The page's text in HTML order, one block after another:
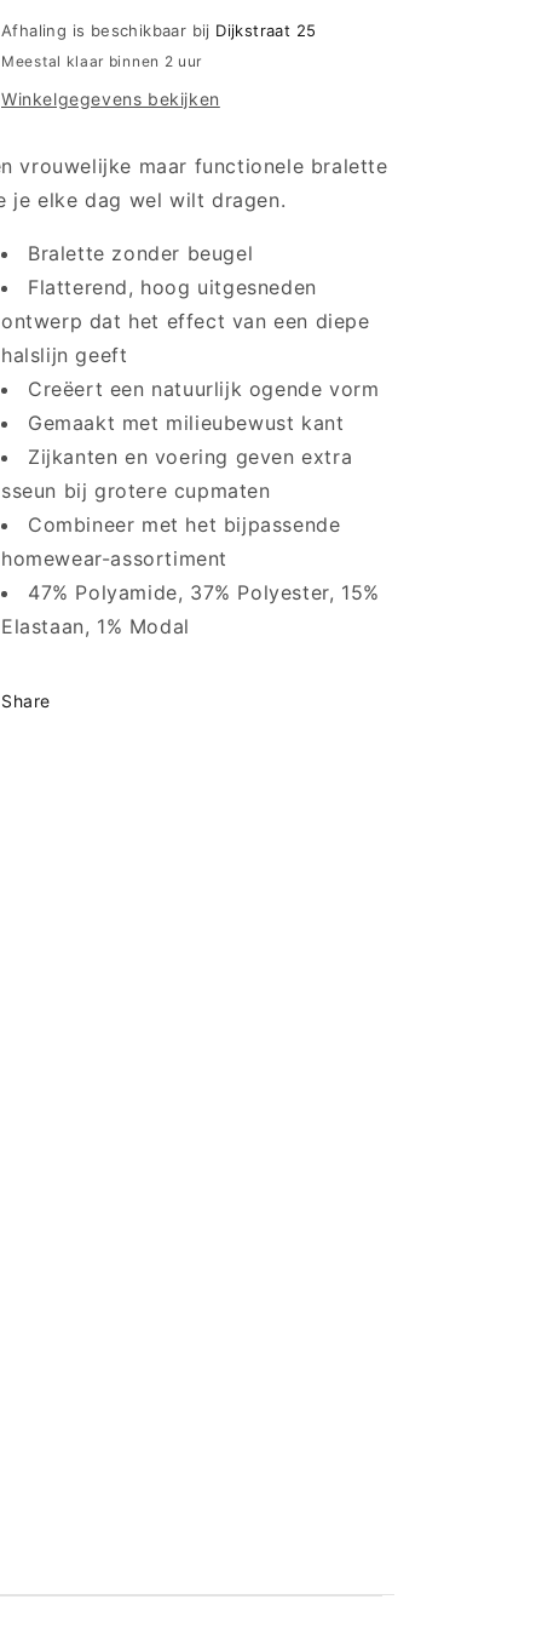
zonder
beugels
Amourette
-
00JO
Gray
zonder
beugels
Amourette
-
00JO
Gray
Afhaling is beschikbaar bij Dijkstraat 25
Meestal klaar binnen 2 uur
Winkelgegevens bekijken
vrouwelijke maar functionele bralette
je elke dag wel wilt dragen.
Bralette zonder beugel
Flatterend, hoog uitgesneden
ontwerp dat het effect van een diepe
halslijn geeft
Creëert een natuurlijk ogende vorm
Gemaakt met milieubewust kant
Zijkanten en voering geven extra
sseun bij grotere cupmaten
Combineer met het bijpassende
homewear-assortiment
47% Polyamide, 37% Polyester, 15%
Elastaan, 1% Modal
Share